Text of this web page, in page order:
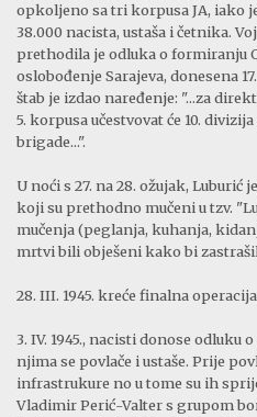
opkoljeno sa tri korpusa JA, iako
38.000 nacista, ustaša i četnika.
prethodila je odluka o formiranju
oslobođenje Sarajeva, donesena
štab je izdao naređenje: "...za
5. korpusa učestvovat će 10.
brigade...".
U noći s 27. na 28. ožujak, Luburić
koji su prethodno mučeni u tzv.
mučenja (peglanja, kuhanja,
mrtvi bili obješeni kako bi
28. III. 1945. kreće finalna
3. IV. 1945., nacisti donose odluku
njima se povlače i ustaše. Prije
infrastrukure no u tome su ih
Vladimir Perić-Valter s grupom